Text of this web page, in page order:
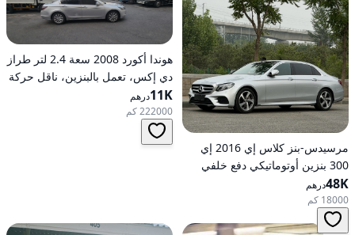
مرسيدس-بنز كلاس إي 2016 إي
300 بنزين أوتوماتيكي دفع خلفي
48Kدرهم
18000 كم
هوندا أكورد 2008 سعة 2.4 لتر طراز
دي إكس، تعمل بالبنزين، ناقل حركة
أوتوماتيكي، دفع أمامي
11Kدرهم
222000 كم